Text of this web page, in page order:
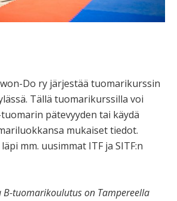
Do ry järjestää tuomarikurssin
Tällä tuomarikurssilla voi
pätevyyden tai käydä
mukaiset tiedot.
mm. uusimmat ITF ja SITF:n
B-tuomarikoulutus on Tampereella